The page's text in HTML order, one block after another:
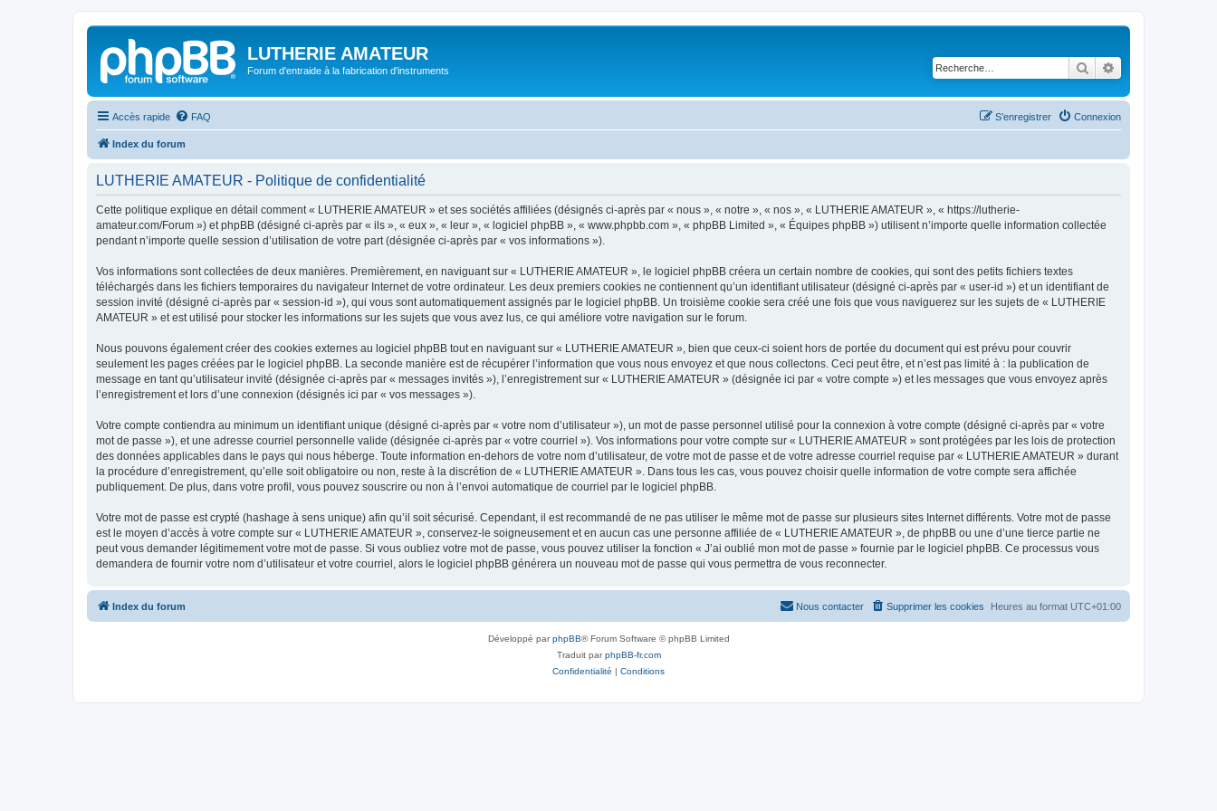
LUTHERIE AMATEUR
Forum d'entraide à la fabrication d'instruments Rechercher
Accès rapide FAQ Connexion
S’enregistrer
Index du forum
LUTHERIE AMATEUR - Politique de confidentialité
Cette politique explique en détail comment « LUTHERIE AMATEUR » et ses sociétés affiliées (désignés ci-après par « nous », « notre », « nos », « LUTHERIE AMATEUR », « https://lutherie-
amateur.com/Forum ») et phpBB (désigné ci-après par « ils », « eux », « leur », « logiciel phpBB », « www.phpbb.com », « phpBB Limited », « Équipes phpBB ») utilisent n’importe quelle information collectée
pendant n’importe quelle session d’utilisation de votre part (désignée ci-après par « vos informations »).
Vos informations sont collectées de deux manières. Premièrement, en naviguant sur « LUTHERIE AMATEUR », le logiciel phpBB créera un certain nombre de cookies, qui sont des petits fichiers textes
téléchargés dans les fichiers temporaires du navigateur Internet de votre ordinateur. Les deux premiers cookies ne contiennent qu’un identifiant utilisateur (désigné ci-après par « user-id ») et un identifiant de
session invité (désigné ci-après par « session-id »), qui vous sont automatiquement assignés par le logiciel phpBB. Un troisième cookie sera créé une fois que vous naviguerez sur les sujets de « LUTHERIE
AMATEUR » et est utilisé pour stocker les informations sur les sujets que vous avez lus, ce qui améliore votre navigation sur le forum.
Nous pouvons également créer des cookies externes au logiciel phpBB tout en naviguant sur « LUTHERIE AMATEUR », bien que ceux-ci soient hors de portée du document qui est prévu pour couvrir
seulement les pages créées par le logiciel phpBB. La seconde manière est de récupérer l’information que vous nous envoyez et que nous collectons. Ceci peut être, et n’est pas limité à : la publication de
message en tant qu’utilisateur invité (désignée ci-après par « messages invités »), l’enregistrement sur « LUTHERIE AMATEUR » (désignée ici par « votre compte ») et les messages que vous envoyez après
l’enregistrement et lors d’une connexion (désignés ici par « vos messages »).
Votre compte contiendra au minimum un identifiant unique (désigné ci-après par « votre nom d’utilisateur »), un mot de passe personnel utilisé pour la connexion à votre compte (désigné ci-après par « votre
mot de passe »), et une adresse courriel personnelle valide (désignée ci-après par « votre courriel »). Vos informations pour votre compte sur « LUTHERIE AMATEUR » sont protégées par les lois de protection
des données applicables dans le pays qui nous héberge. Toute information en-dehors de votre nom d’utilisateur, de votre mot de passe et de votre adresse courriel requise par « LUTHERIE AMATEUR » durant
la procédure d’enregistrement, qu’elle soit obligatoire ou non, reste à la discrétion de « LUTHERIE AMATEUR ». Dans tous les cas, vous pouvez choisir quelle information de votre compte sera affichée
publiquement. De plus, dans votre profil, vous pouvez souscrire ou non à l’envoi automatique de courriel par le logiciel phpBB.
Votre mot de passe est crypté (hashage à sens unique) afin qu’il soit sécurisé. Cependant, il est recommandé de ne pas utiliser le même mot de passe sur plusieurs sites Internet différents. Votre mot de passe
est le moyen d’accès à votre compte sur « LUTHERIE AMATEUR », conservez-le soigneusement et en aucun cas une personne affiliée de « LUTHERIE AMATEUR », de phpBB ou une d’une tierce partie ne
peut vous demander légitimement votre mot de passe. Si vous oubliez votre mot de passe, vous pouvez utiliser la fonction « J’ai oublié mon mot de passe » fournie par le logiciel phpBB. Ce processus vous
demandera de fournir votre nom d’utilisateur et votre courriel, alors le logiciel phpBB générera un nouveau mot de passe qui vous permettra de vous reconnecter.
Index du forum Heures au format UTC+01:00
Supprimer les cookies
Nous contacter
Développé parphpBB® Forum Software © phpBB Limited
Traduit parphpBB-fr.com
Confidentialité | Conditions